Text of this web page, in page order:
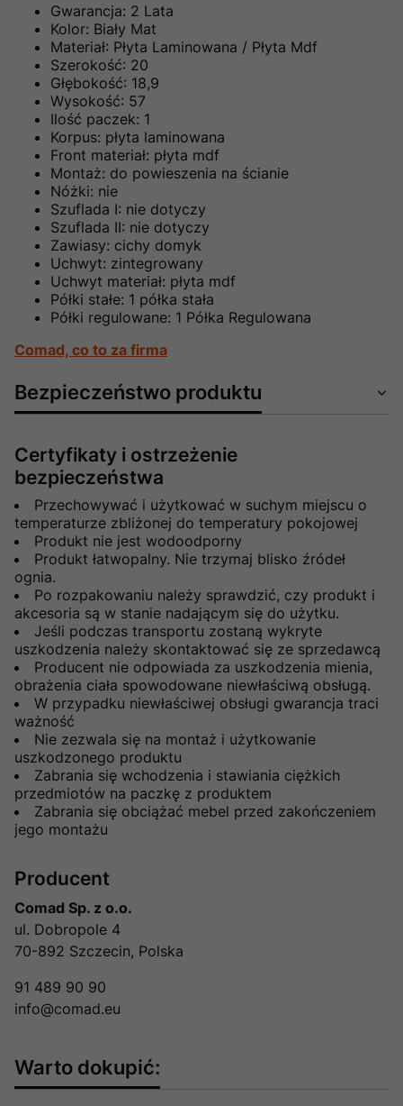
Gwarancja: 2 Lata
Kolor: Biały Mat
Materiał: Płyta Laminowana / Płyta Mdf
Szerokość: 20
Głębokość: 18,9
Wysokość: 57
Ilość paczek: 1
Korpus: płyta laminowana
Front materiał: płyta mdf
Montaż: do powieszenia na ścianie
Nóżki: nie
Szuflada I: nie dotyczy
Szuflada II: nie dotyczy
Zawiasy: cichy domyk
Uchwyt: zintegrowany
Uchwyt materiał: płyta mdf
Półki stałe: 1 półka stała
Półki regulowane: 1 Półka Regulowana
Comad, co to za firma
Bezpieczeństwo produktu
Certyfikaty i ostrzeżenie
bezpieczeństwa
Przechowywać i użytkować w suchym miejscu o
temperaturze zbliżonej do temperatury pokojowej
Produkt nie jest wodoodporny
Produkt łatwopalny. Nie trzymaj blisko źródeł
ognia.
Po rozpakowaniu należy sprawdzić, czy produkt i
akcesoria są w stanie nadającym się do użytku.
Jeśli podczas transportu zostaną wykryte
uszkodzenia należy skontaktować się ze sprzedawcą
Producent nie odpowiada za uszkodzenia mienia,
obrażenia ciała spowodowane niewłaściwą obsługą.
W przypadku niewłaściwej obsługi gwarancja traci
ważność
Nie zezwala się na montaż i użytkowanie
uszkodzonego produktu
Zabrania się wchodzenia i stawiania ciężkich
przedmiotów na paczkę z produktem
Zabrania się obciążać mebel przed zakończeniem
jego montażu
Producent
Comad Sp. z o.o.
ul. Dobropole 4
70-892 Szczecin, Polska
91 489 90 90
info@comad.eu
Warto dokupić: